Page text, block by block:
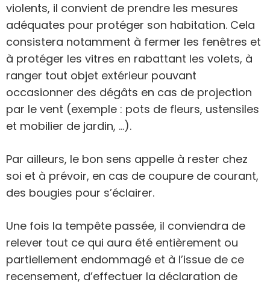
violents, il convient de prendre les mesures
adéquates pour protéger son habitation. Cela
consistera notamment à fermer les fenêtres et
à protéger les vitres en rabattant les volets, à
ranger tout objet extérieur pouvant
occasionner des dégâts en cas de projection
par le vent (exemple : pots de fleurs, ustensiles
et mobilier de jardin, …).
Par ailleurs, le bon sens appelle à rester chez
soi et à prévoir, en cas de coupure de courant,
des bougies pour s’éclairer.
Une fois la tempête passée, il conviendra de
relever tout ce qui aura été entièrement ou
partiellement endommagé et à l’issue de ce
recensement, d’effectuer la déclaration de